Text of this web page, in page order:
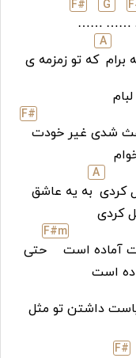
……
G
……
F#
A
که تو زمزمه ی
شدی غیر خودت
F#
کردی
A
به یه عاشق
کردی
آماده است
F#m
حتی
است
داشتن تو مثل
F#